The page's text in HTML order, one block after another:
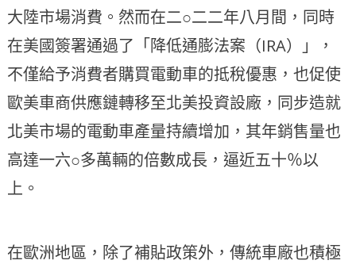
大陸市場消費。然而在二○二二年八月間，同時
在美國簽署通過了「降低通膨法案（IRA）」，
不僅給予消費者購買電動車的抵稅優惠，也促使
歐美車商供應鏈轉移至北美投資設廠，同步造就
北美市場的電動車產量持續增加，其年銷售量也
高達一六○多萬輛的倍數成長，逼近五十％以
上。
在歐洲地區，除了補貼政策外，傳統車廠也積極